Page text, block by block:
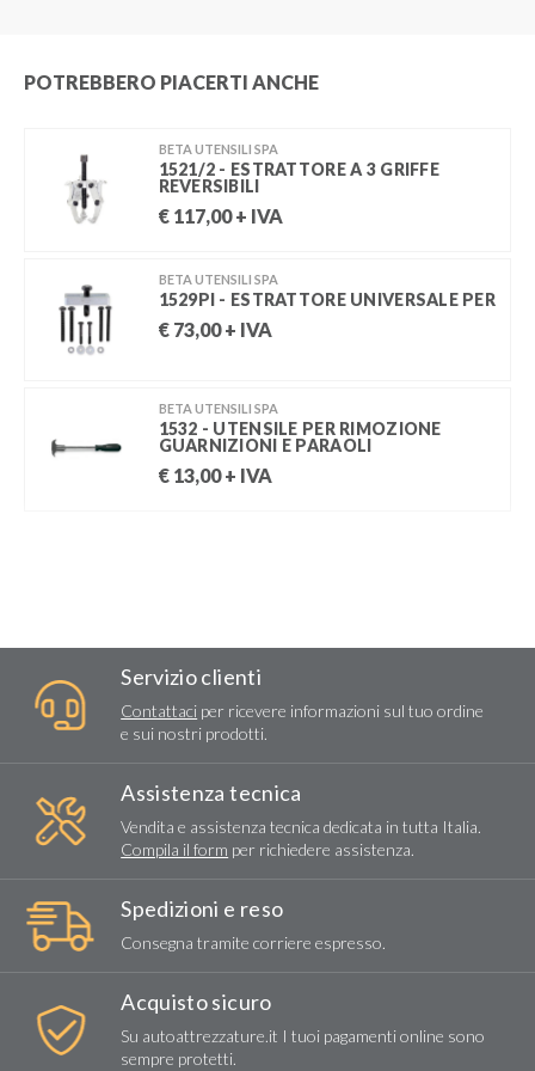
POTREBBERO PIACERTI ANCHE
BETA UTENSILI SPA
1521/2 - ESTRATTORE A 3 GRIFFE
REVERSIBILI
€ 117,00+ IVA
BETA UTENSILI SPA
1529PI - ESTRATTORE UNIVERSALE PER
€ 73,00+ IVA
BETA UTENSILI SPA
1532 - UTENSILE PER RIMOZIONE
GUARNIZIONI E PARAOLI
€ 13,00+ IVA
Servizio clienti
Contattaci per ricevere informazioni sul tuo ordine
e sui nostri prodotti.
Assistenza tecnica
Vendita e assistenza tecnica dedicata in tutta Italia.
Compila il form per richiedere assistenza.
Spedizioni e reso
Consegna tramite corriere espresso.
Acquisto sicuro
Su autoattrezzature.it I tuoi pagamenti online sono
sempre protetti.